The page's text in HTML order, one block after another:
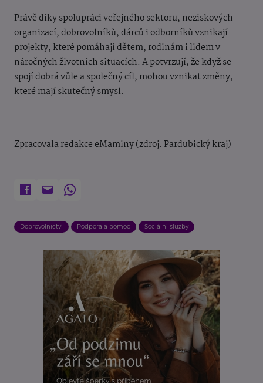
Právě díky spolupráci veřejného sektoru, neziskových
organizací, dobrovolníků, dárců i odborníků vznikají
projekty, které pomáhají dětem, rodinám i lidem v
náročných životních situacích. A potvrzují, že když se
spojí dobrá vůle a společný cíl, mohou vznikat změny,
které mají skutečný smysl.
Zpracovala redakce eMaminy (zdroj: Pardubický kraj)
Dobrovolnictví Podpora a pomoc Sociální služby